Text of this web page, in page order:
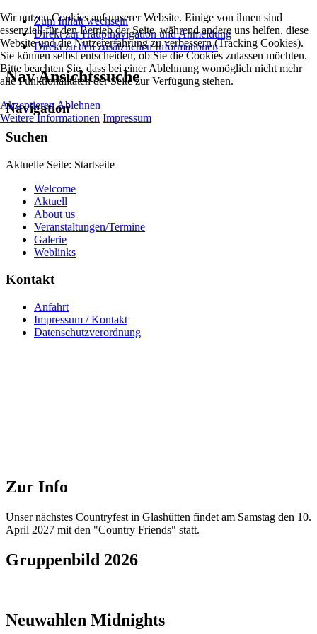
Zum Inhalt wechseln
Direkt zur Hauptnavigation und Anmeldung
Direkt zu den zusätzlichen Informationen
Nav Ansichtssuche
Navigation
Suchen
Aktuelle Seite: Startseite
Welcome
Aktuell
About us
Veranstaltungen/Termine
Galerie
Weblinks
Kontakt
Anfahrt
Impressum / Kontakt
Datenschutzverordnung
Zur Info
Unser nächstes Countryfest in Glashütten findet am Samstag den 10.
April 2027 mit den "Country Friends" statt.
Gruppenbild 2026
Neuwahlen Midnights
Wir nutzen Cookies auf unserer Website. Einige von ihnen sind
essenziell für den Betrieb der Seite, während andere uns helfen, diese
Website und die Nutzererfahrung zu verbessern (Tracking Cookies).
Sie können selbst entscheiden, ob Sie die Cookies zulassen möchten.
Bitte beachten Sie, dass bei einer Ablehnung womöglich nicht mehr
alle Funktionalitäten der Seite zur Verfügung stehen.
AkzeptierenAblehnen
Weitere Informationen Impressum